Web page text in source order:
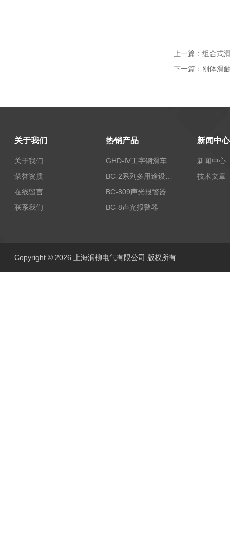
上一篇： 组合式
下一篇： 刚体滑
关于我们
关于我们
荣誉资质
在线留言
联系我们
热销产品
GHD-Ⅳ工字钢滑车
BC-809声光报警器
BC-8声光报警器
新闻中心
新闻中心
技术文章
Copyright © 2026 上海润柳电气有限公司 版权所有